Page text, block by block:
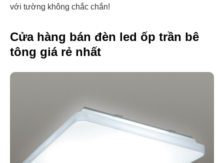
với tường không chắc chắn!
Cửa hàng bán đèn led ốp trần bê
tông giá rẻ nhất